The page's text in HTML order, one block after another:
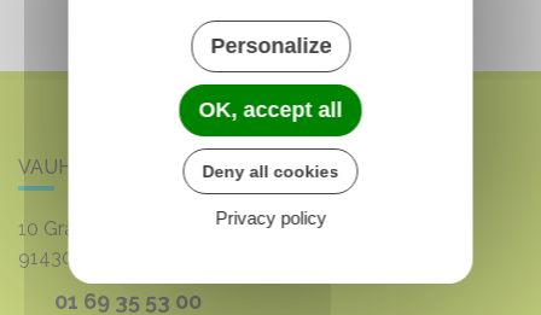
VAUHALLAN
10 Grande rue du 8 mai 1945
91430
01 69 35 53 00
Personalize
OK, accept all
Deny all cookies
Privacy policy